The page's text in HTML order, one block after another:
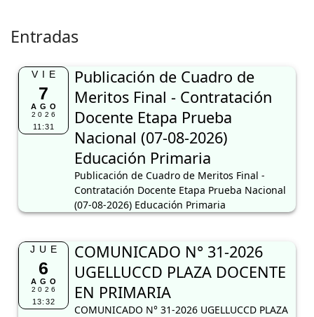
Entradas
VIE
7
AGO
2026
11:31
Publicación de Cuadro de
Meritos Final - Contratación
Docente Etapa Prueba
Nacional (07-08-2026)
Educación Primaria
Publicación de Cuadro de Meritos Final -
Contratación Docente Etapa Prueba Nacional
(07-08-2026) Educación Primaria
JUE
6
AGO
2026
13:32
COMUNICADO N° 31-2026
UGELLUCCD PLAZA DOCENTE
EN PRIMARIA
COMUNICADO N° 31-2026 UGELLUCCD PLAZA